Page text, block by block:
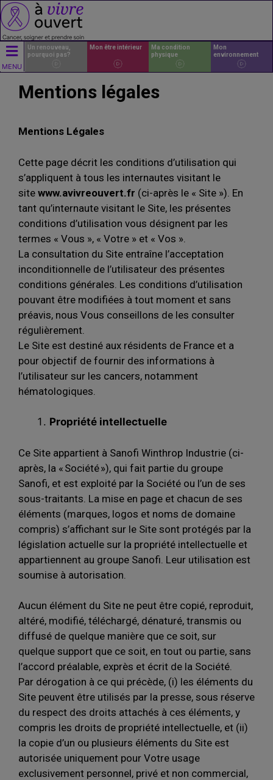
MENU
Un renouveau,
pourquoi pas?
Mon être intérieur
Ma condition
physique
Mon
environnement
Mentions légales
Mentions Légales
Cette page décrit les conditions d’utilisation qui
s’appliquent à tous les internautes visitant le
site www.avivreouvert.fr (ci-après le « Site »). En
tant qu’internaute visitant le Site, les présentes
conditions d’utilisation vous désignent par les
termes « Vous », « Votre » et « Vos ».
La consultation du Site entraîne l’acceptation
inconditionnelle de l’utilisateur des présentes
conditions générales. Les conditions d’utilisation
pouvant être modifiées à tout moment et sans
préavis, nous Vous conseillons de les consulter
régulièrement.
Le Site est destiné aux résidents de France et a
pour objectif de fournir des informations à
l’utilisateur sur les cancers, notamment
hématologiques.
Propriété intellectuelle
Ce Site appartient à Sanofi Winthrop Industrie (ci-
après, la « Société »), qui fait partie du groupe
Sanofi, et est exploité par la Société ou l’un de ses
sous-traitants. La mise en page et chacun de ses
éléments (marques, logos et noms de domaine
compris) s’affichant sur le Site sont protégés par la
législation actuelle sur la propriété intellectuelle et
appartiennent au groupe Sanofi. Leur utilisation est
soumise à autorisation.
Aucun élément du Site ne peut être copié, reproduit,
altéré, modifié, téléchargé, dénaturé, transmis ou
diffusé de quelque manière que ce soit, sur
quelque support que ce soit, en tout ou partie, sans
l’accord préalable, exprès et écrit de la Société.
Par dérogation à ce qui précède, (i) les éléments du
Site peuvent être utilisés par la presse, sous réserve
du respect des droits attachés à ces éléments, y
compris les droits de propriété intellectuelle, et (ii)
la copie d’un ou plusieurs éléments du Site est
autorisée uniquement pour Votre usage
exclusivement personnel, privé et non commercial,